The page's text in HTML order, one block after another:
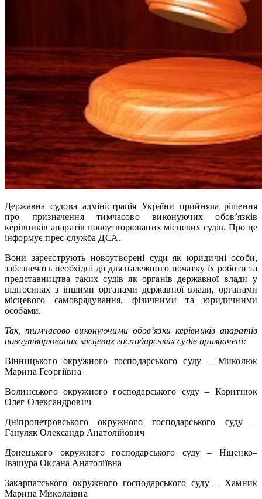
Державна судова адміністрація України прийняла рішення
про призначення тимчасово виконуючих обов’язків
керівників апаратів новоутворюваних місцевих судів. Про це
інформує прес-служба ДСА.
Вони зареєструють новоутворені суди як юридичні особи,
забезпечать необхідні дії для належного початку їх роботи та
представництва таких судів як органів державної влади у
відносинах з іншими органами державної влади, органами
місцевого самоврядування, фізичними та юридичними
особами.
Так, тимчасово виконуючими обов’язки керівників апаратів
новоутворюваних місцевих господарських судів призначені:
Вінницького окружного господарського суду – Миколюк
Марина Георгіївна
Волинського окружного господарського суду – Коритнюк
Олег Олександрович
Дніпропетровського окружного господарського суду –
Гануляк Олександр Анатолійович
Донецького окружного господарського суду – Ніценко–
Івашура Оксана Анатоліївна
Закарпатського окружного господарського суду – Хамник
Марина Миколаївна